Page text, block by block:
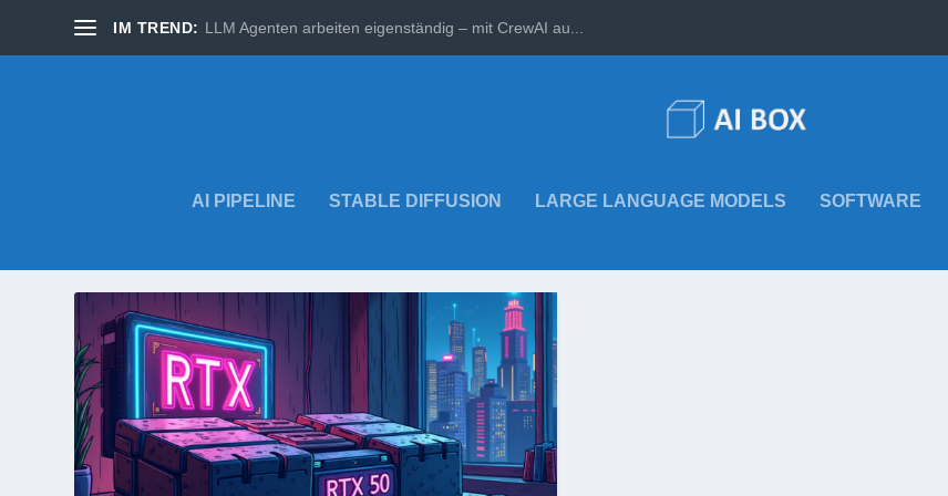
IM TREND: LLM Agenten arbeiten eigenständig – mit CrewAI au...
AI PIPELINE STABLE DIFFUSION LARGE LANGUAGE MODELS SOFTWARE